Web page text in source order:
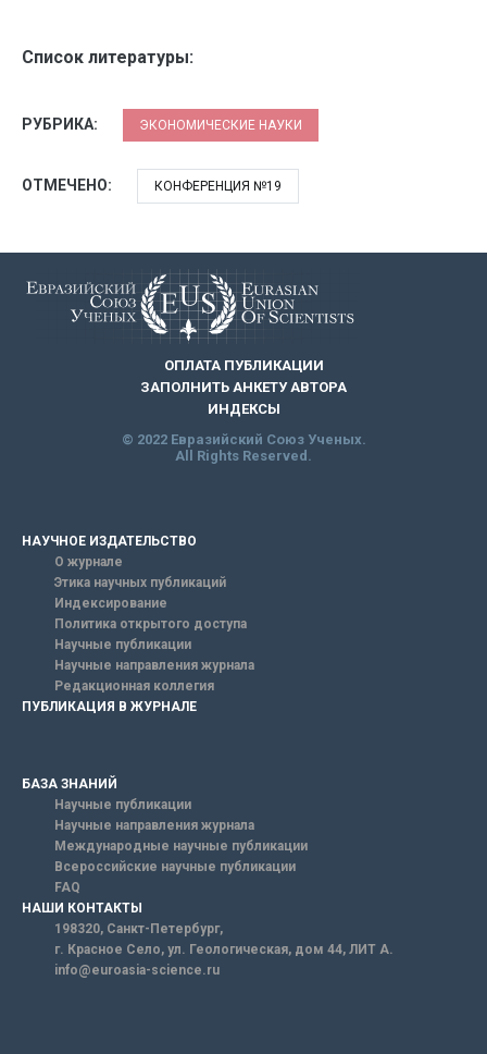
Список литературы:
РУБРИКА: ЭКОНОМИЧЕСКИЕ НАУКИ
ОТМЕЧЕНО: КОНФЕРЕНЦИЯ №19
ОПЛАТА ПУБЛИКАЦИИ
ЗАПОЛНИТЬ АНКЕТУ АВТОРА
ИНДЕКСЫ
© 2022 Евразийский Союз Ученых.
All Rights Reserved.
НАУЧНОЕ ИЗДАТЕЛЬСТВО
О журнале
Этика научных публикаций
Индексирование
Политика открытого доступа
Научные публикации
Научные направления журнала
Редакционная коллегия
ПУБЛИКАЦИЯ В ЖУРНАЛЕ
БАЗА ЗНАНИЙ
Научные публикации
Научные направления журнала
Международные научные публикации
Всероссийские научные публикации
FAQ
НАШИ КОНТАКТЫ
198320, Санкт-Петербург,
г. Красное Село, ул. Геологическая, дом 44, ЛИТ А.
info@euroasia-science.ru